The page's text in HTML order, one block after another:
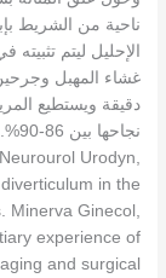
ناحية من الشريط
الإحليل ليتم
دقيقة ويستطيع
Urodyn,
in the
Minerva Ginecol,
experience of
and surgical